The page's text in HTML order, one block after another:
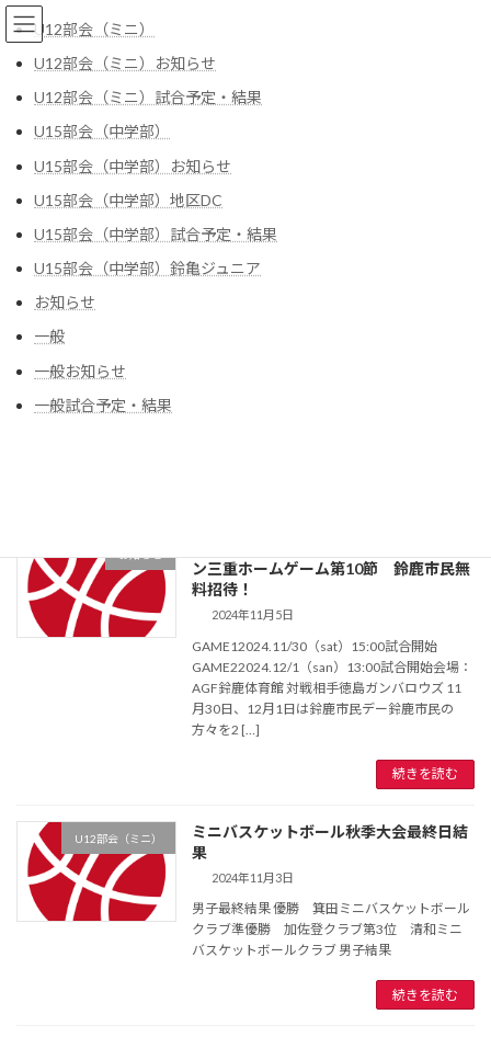
コ
ン
ナ
ビ
2024年11月
HOME 2024年11月
お知らせ
ン三重ホームゲーム第10節 鈴鹿市民無
料招待！
2024年11月5日
GAME12024.11/30（sat）15:00試合開始
GAME22024.12/1（san）13:00試合開始会場：
AGF鈴鹿体育館 対戦相手徳島ガンバロウズ 11
月30日、12月1日は鈴鹿市民デー鈴鹿市民の
方々を2 […]
続きを読む
U12部会（ミニ）
ミニバスケットボール秋季大会最終日結
果
2024年11月3日
男子最終結果 優勝 箕田ミニバスケットボール
クラブ準優勝 加佐登クラブ第3位 清和ミニ
バスケットボールクラブ 男子結果
続きを読む
U12部会（ミニ）
U12部会（ミニ）お知らせ
U12部会（ミニ）試合予定・結果
U15部会（中学部）
U15部会（中学部）お知らせ
U15部会（中学部）地区DC
U15部会（中学部）試合予定・結果
U15部会（中学部）鈴亀ジュニア
お知らせ
一般
一般お知らせ
一般試合予定・結果